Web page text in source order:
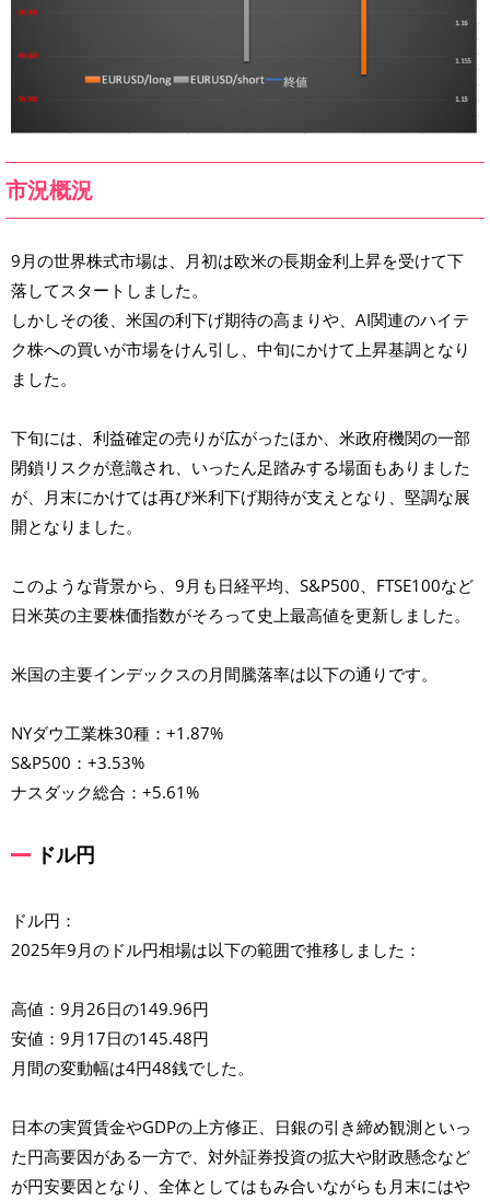
市況概況
9月の世界株式市場は、月初は欧米の長期金利上昇を受けて下
落してスタートしました。
しかしその後、米国の利下げ期待の高まりや、AI関連のハイテ
ク株への買いが市場をけん引し、中旬にかけて上昇基調となり
ました。
下旬には、利益確定の売りが広がったほか、米政府機関の一部
閉鎖リスクが意識され、いったん足踏みする場面もありました
が、月末にかけては再び米利下げ期待が支えとなり、堅調な展
開となりました。
このような背景から、9月も日経平均、S&P500、FTSE100など
日米英の主要株価指数がそろって史上最高値を更新しました。
米国の主要インデックスの月間騰落率は以下の通りです。
NYダウ工業株30種：+1.87%
S&P500：+3.53%
ナスダック総合：+5.61%
ドル円
ドル円：
2025年9月のドル円相場は以下の範囲で推移しました：
高値：9月26日の149.96円
安値：9月17日の145.48円
月間の変動幅は4円48銭でした。
日本の実質賃金やGDPの上方修正、日銀の引き締め観測といっ
た円高要因がある一方で、対外証券投資の拡大や財政懸念など
が円安要因となり、全体としてはもみ合いながらも月末にはや